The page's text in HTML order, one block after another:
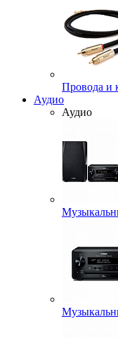
Провода и
Аудио
Аудио